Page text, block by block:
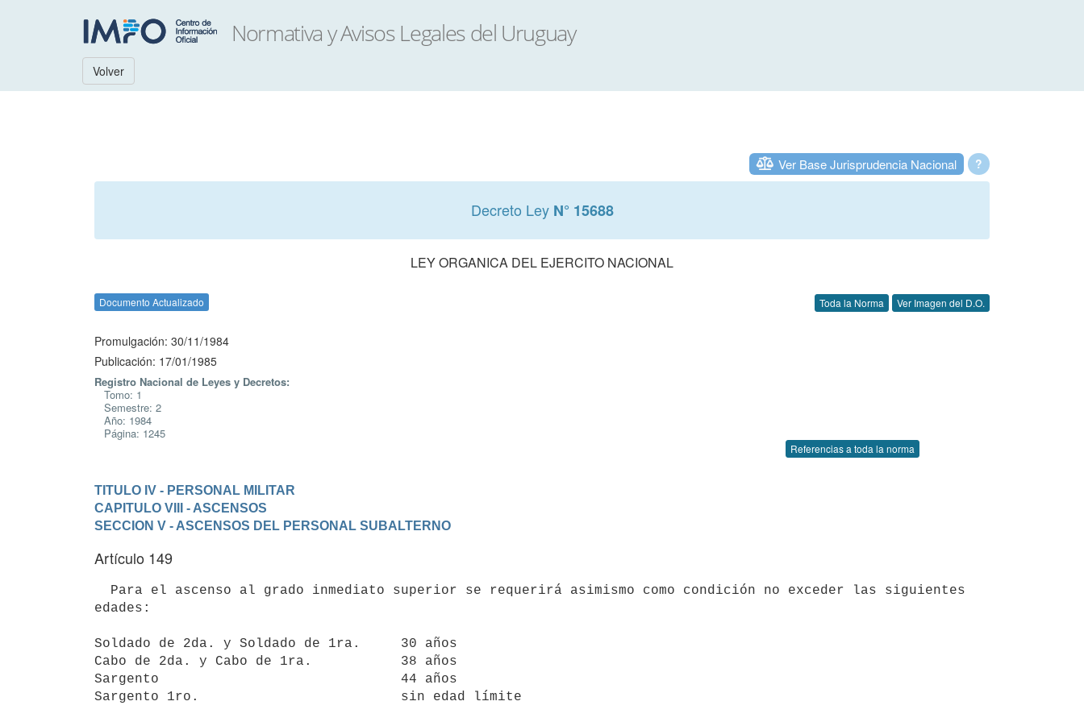
Volver
?
Ver Base Jurisprudencia Nacional
Decreto Ley N° 15688
LEY ORGANICA DEL EJERCITO NACIONAL
Documento Actualizado Toda la Norma Ver Imagen del D.O.
Promulgación: 30/11/1984
Publicación: 17/01/1985
Registro Nacional de Leyes y Decretos:
Tomo: 1
Semestre: 2
Año: 1984
Página: 1245
Referencias a toda la norma
TITULO IV - PERSONAL MILITAR
CAPITULO VIII - ASCENSOS
SECCION V - ASCENSOS DEL PERSONAL SUBALTERNO
Artículo 149
edades:
Soldado de 2da. y Soldado de 1ra.     30 años
Cabo de 2da. y Cabo de 1ra.           38 años
Sargento                              44 años
Sargento 1ro.                         sin edad límite